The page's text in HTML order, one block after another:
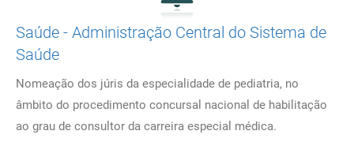
Saúde - Administração Central do Sistema de
Saúde
Nomeação dos júris da especialidade de pediatria, no
âmbito do procedimento concursal nacional de habilitação
ao grau de consultor da carreira especial médica.